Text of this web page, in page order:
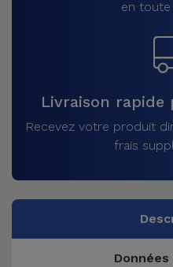
en
Livraison rapide
Recevez votre produit
frais